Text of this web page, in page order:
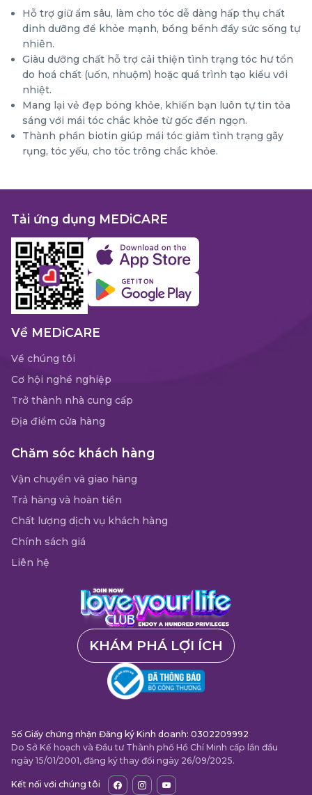
Hỗ trợ giữ ẩm sâu, làm cho tóc dễ dàng hấp thụ chất
dinh dưỡng để khỏe mạnh, bồng bềnh đầy sức sống tự
nhiên.
Giàu dưỡng chất hỗ trợ cải thiện tình trạng tóc hư tổn
do hoá chất (uốn, nhuộm) hoặc quá trình tạo kiểu với
nhiệt.
Mang lại vẻ đẹp bóng khỏe, khiến bạn luôn tự tin tỏa
sáng với mái tóc chắc khỏe từ gốc đến ngọn.
Thành phần biotin giúp mái tóc giảm tình trạng gãy
rụng, tóc yếu, cho tóc trông chắc khỏe.
Tải ứng dụng MEDiCARE
Về MEDiCARE
Về chúng tôi
Cơ hội nghề nghiệp
Trở thành nhà cung cấp
Địa điểm cửa hàng
Chăm sóc khách hàng
Vận chuyển và giao hàng
Trả hàng và hoàn tiền
Chất lượng dịch vụ khách hàng
Chính sách giá
Liên hệ
KHÁM PHÁ LỢI ÍCH
Số Giấy chứng nhận Đăng ký Kinh doanh: 0302209992
Do Sở Kế hoạch và Đầu tư Thành phố Hồ Chí Minh cấp lần đầu
ngày 15/01/2001, đăng ký thay đổi ngày 26/09/2025.
Kết nối với chúng tôi